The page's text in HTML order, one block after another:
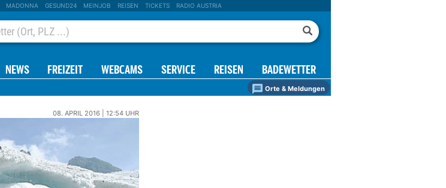
MADONNA GESUND24 MEINJOB REISEN TICKETS RADIO AUSTRIA
NEWS FREIZEIT WEBCAMS SERVICE REISEN BADEWETTER
Orte & Meldungen
08. APRIL 2016 | 12:54 UHR